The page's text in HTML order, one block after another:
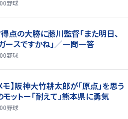
野球
得点の大勝に藤川監督「また明日、
ースですかね」／一問一答
野球
モ】阪神大竹耕太郎が「原点」を思う
ットー「耐えて」熊本県に勇気
野球